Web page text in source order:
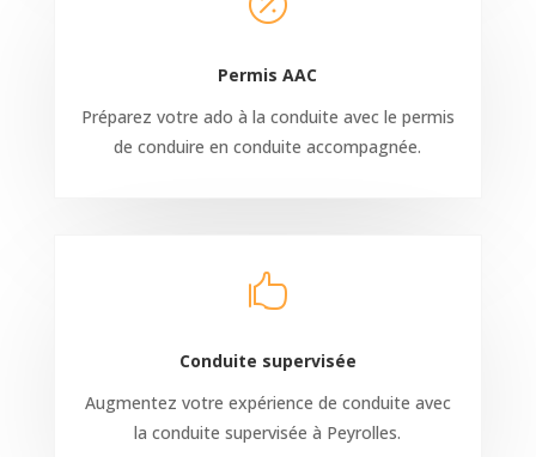
Permis AAC
Préparez votre ado à la conduite avec le permis
de conduire en conduite accompagnée.

Conduite supervisée
Augmentez votre expérience de conduite avec
la conduite supervisée à Peyrolles.